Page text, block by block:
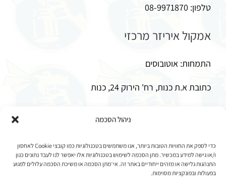
ניהול הסכמה
כדי לספק את החוויות הטובות ביותר, אנו משתמשים בטכנולוגיות כמו קובצי Cookie לאחסון
ו/או גישה למידע במכשיר. מתן הסכמה לשימוש בטכנולוגיות אלו יאפשר לנו לעבד נתונים כגון
התנהגות גלישה או מזהים ייחודיים באתר זה. אי־מתן הסכמה או משיכת הסכמה עלולים לפגוע
בפעולות ובפונקציות מסוימות.
טלפון: 08-9971870
אמקול איריזר מרכזי
התמחות: אוטובוסים
כתובת א.ת כנות, רח' הירוק 24, כנות
אקסלוסיב
התמחות: כללי